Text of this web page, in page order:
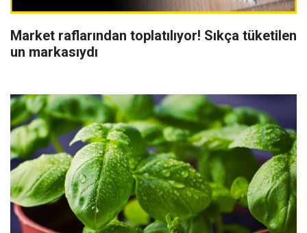
Market raflarından toplatılıyor! Sıkça tüketilen
un markasıydı